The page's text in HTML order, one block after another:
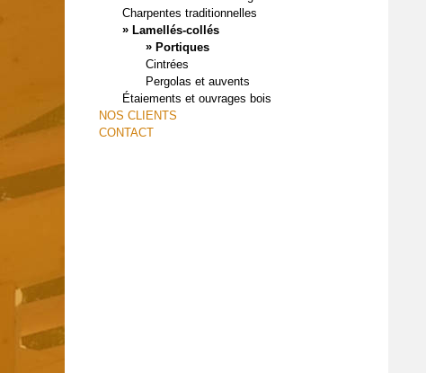
Charpentes traditionnelles
» Lamellés-collés
» Portiques
Cintrées
Pergolas et auvents
Étaiements et ouvrages bois
NOS CLIENTS
CONTACT